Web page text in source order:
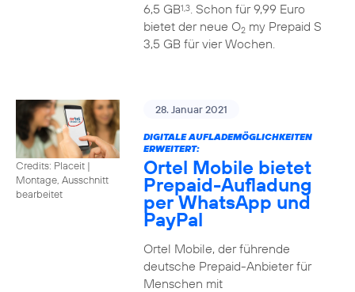
6,5 GB1,3. Schon für 9,99 Euro
bietet der neue O2my Prepaid S
3,5 GB für vier Wochen.
Credits: Placeit |
Montage, Ausschnitt
bearbeitet
28. Januar 2021
DIGITALE AUFLADEMÖGLICHKEITEN
ERWEITERT:
Ortel Mobile bietet
Prepaid-Aufladung
per WhatsApp und
PayPal
Ortel Mobile, der führende
deutsche Prepaid-Anbieter für
Menschen mit